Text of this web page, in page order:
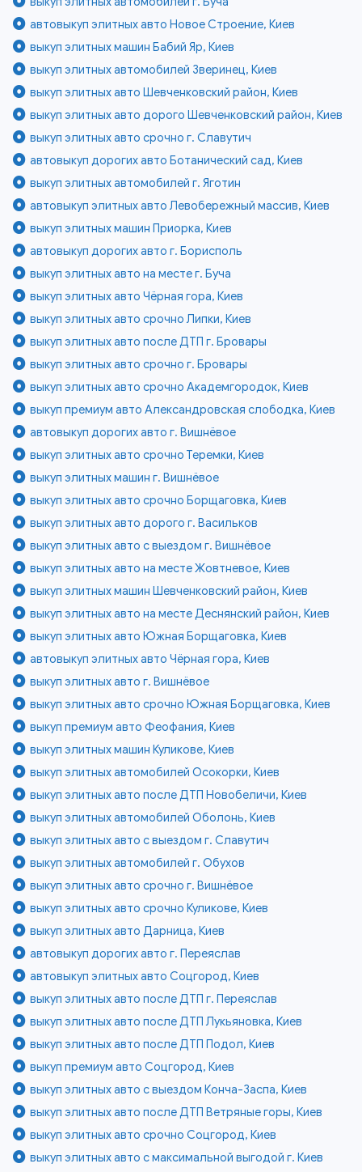
автовыкуп элитных авто Новое Строение, Киев
выкуп элитных машин Бабий Яр, Киев
выкуп элитных автомобилей Зверинец, Киев
выкуп элитных авто Шевченковский район, Киев
выкуп элитных авто дорого Шевченковский район, Киев
выкуп элитных авто срочно г. Славутич
автовыкуп дорогих авто Ботанический сад, Киев
выкуп элитных автомобилей г. Яготин
автовыкуп элитных авто Левобережный массив, Киев
выкуп элитных машин Приорка, Киев
автовыкуп дорогих авто г. Борисполь
выкуп элитных авто на месте г. Буча
выкуп элитных авто Чёрная гора, Киев
выкуп элитных авто срочно Липки, Киев
выкуп элитных авто после ДТП г. Бровары
выкуп элитных авто срочно г. Бровары
выкуп элитных авто срочно Академгородок, Киев
выкуп премиум авто Александровская слободка, Киев
автовыкуп дорогих авто г. Вишнёвое
выкуп элитных авто срочно Теремки, Киев
выкуп элитных машин г. Вишнёвое
выкуп элитных авто срочно Борщаговка, Киев
выкуп элитных авто дорого г. Васильков
выкуп элитных авто с выездом г. Вишнёвое
выкуп элитных авто на месте Жовтневое, Киев
выкуп элитных машин Шевченковский район, Киев
выкуп элитных авто на месте Деснянский район, Киев
выкуп элитных авто Южная Борщаговка, Киев
автовыкуп элитных авто Чёрная гора, Киев
выкуп элитных авто г. Вишнёвое
выкуп элитных авто срочно Южная Борщаговка, Киев
выкуп премиум авто Феофания, Киев
выкуп элитных машин Куликове, Киев
выкуп элитных автомобилей Осокорки, Киев
выкуп элитных авто после ДТП Новобеличи, Киев
выкуп элитных автомобилей Оболонь, Киев
выкуп элитных авто с выездом г. Славутич
выкуп элитных автомобилей г. Обухов
выкуп элитных авто срочно г. Вишнёвое
выкуп элитных авто срочно Куликове, Киев
выкуп элитных авто Дарница, Киев
автовыкуп дорогих авто г. Переяслав
автовыкуп элитных авто Соцгород, Киев
выкуп элитных авто после ДТП г. Переяслав
выкуп элитных авто после ДТП Лукьяновка, Киев
выкуп элитных авто после ДТП Подол, Киев
выкуп премиум авто Соцгород, Киев
выкуп элитных авто с выездом Конча-Заспа, Киев
выкуп элитных авто после ДТП Ветряные горы, Киев
выкуп элитных авто срочно Соцгород, Киев
выкуп элитных авто с максимальной выгодой г. Киев